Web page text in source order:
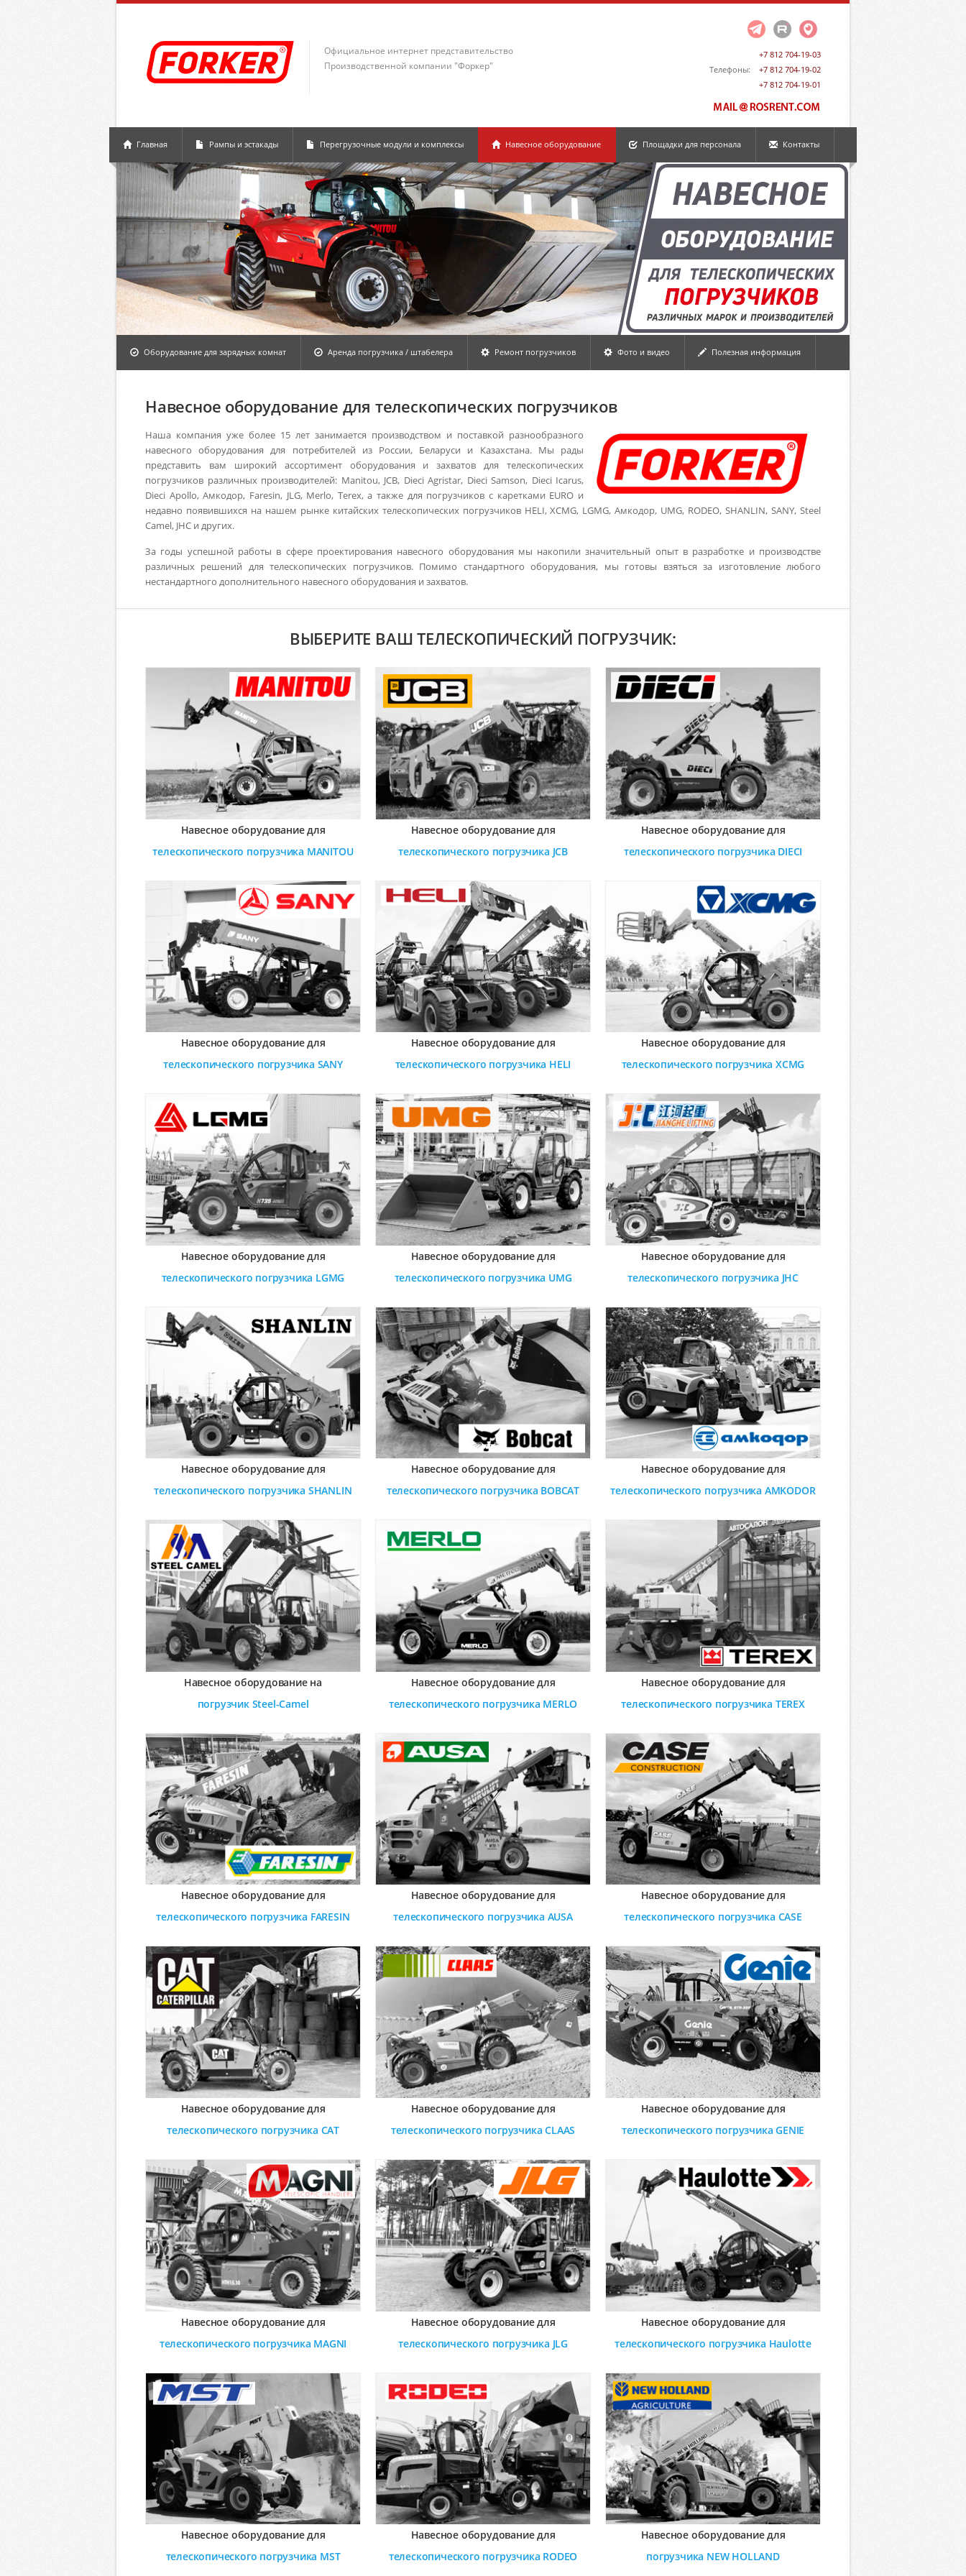
Официальное интернет представительство
Производственной компании "Форкер"
+7 812 704-19-03
Телефоны:
+7 812 704-19-02
+7 812 704-19-01
Главная Рампы и эстакады Перегрузочные модули и комплексы Навесное оборудование Площадки для персонала Контакты
Оборудование для зарядных комнат Аренда погрузчика / штабелера Ремонт погрузчиков Фото и видео Полезная информация
Навесное оборудование для телескопических погрузчиков
Наша компания уже более 15 лет занимается производством и поставкой разнообразного
навесного оборудования для потребителей из России, Беларуси и Казахстана. Мы рады
представить вам широкий ассортимент оборудования и захватов для телескопических
погрузчиков различных производителей: Manitou, JCB, Dieci Agristar, Dieci Samson, Dieci Icarus,
Dieci Apollo, Амкодор, Faresin, JLG, Merlo, Terex, а также для погрузчиков с каретками EURO и
недавно появившихся на нашем рынке китайских телескопических погрузчиков HELI, XCMG, LGMG, Амкодор, UMG, RODEO, SHANLIN, SANY, Steel
Camel, JHC и других.
За годы успешной работы в сфере проектирования навесного оборудования мы накопили значительный опыт в разработке и производстве
различных решений для телескопических погрузчиков. Помимо стандартного оборудования, мы готовы взяться за изготовление любого
нестандартного дополнительного навесного оборудования и захватов.
ВЫБЕРИТЕ ВАШ ТЕЛЕСКОПИЧЕСКИЙ ПОГРУЗЧИК:
Навесное оборудование для
телескопического погрузчика MANITOU
Навесное оборудование для
телескопического погрузчика JCB
Навесное оборудование для
телескопического погрузчика DIECI
Навесное оборудование для
телескопического погрузчика SANY
Навесное оборудование для
телескопического погрузчика HELI
Навесное оборудование для
телескопического погрузчикаXCMG
Навесное оборудование для
телескопического погрузчика LGMG
Навесное оборудование для
телескопического погрузчика UMG
Навесное оборудование для
телескопического погрузчика JHC
Навесное оборудование для
телескопического погрузчика SHANLIN
Навесное оборудование для
телескопического погрузчика BOBCAT
Навесное оборудование для
телескопического погрузчика AMKODOR
Навесное оборудование на
погрузчик Steel-Camel
Навесное оборудование для
телескопического погрузчика MERLO
Навесное оборудование для
телескопического погрузчика TEREX
Навесное оборудование для
телескопического погрузчика FARESIN
Навесное оборудование для
телескопического погрузчика AUSA
Навесное оборудование для
телескопического погрузчика CASE
Навесное оборудование для
телескопического погрузчика CAT
Навесное оборудование для
телескопического погрузчикаCLAAS
Навесное оборудование для
телескопического погрузчикаGENIE
Навесное оборудование для
телескопического погрузчика MAGNI
Навесное оборудование для
телескопического погрузчика JLG
Навесное оборудование для
телескопического погрузчика Haulotte
Навесное оборудование для
телескопического погрузчика MST
Навесное оборудование для
телескопического погрузчика RODEO
Навесное оборудование для
погрузчика NEW HOLLAND